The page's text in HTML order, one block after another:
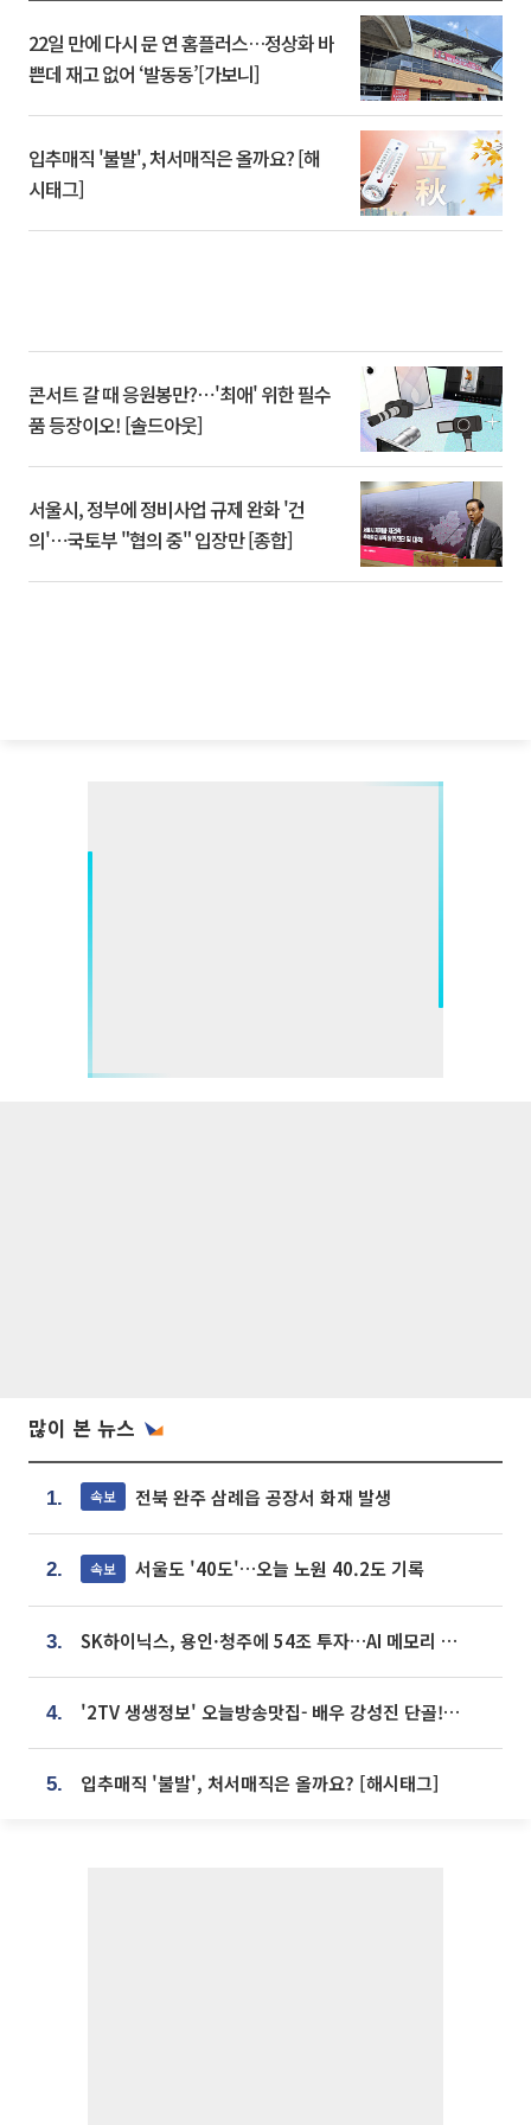
22일 만에 다시 문 연 홈플러스…정상화 바
쁜데 재고 없어 ‘발동동’[가보니]
입추매직 '불발', 처서매직은 올까요? [해
시태그]
콘서트 갈 때 응원봉만?⋯'최애' 위한 필수
품 등장이오! [솔드아웃]
서울시, 정부에 정비사업 규제 완화 '건
의'⋯국토부 "협의 중" 입장만 [종합]
많이 본 뉴스
1. 속보 전북 완주 삼례읍 공장서 화재 발생
2. 속보 서울도 '40도'…오늘 노원 40.2도 기록
3. SK하이닉스, 용인·청주에 54조 투자…AI 메모리 생산기지 키운다
4. '2TV 생생정보' 오늘방송맛집- 배우 강성진 단골! 쌀국수ㆍ푸팟퐁 커리 맛집 '블○○○'
5. 입추매직 '불발', 처서매직은 올까요? [해시태그]